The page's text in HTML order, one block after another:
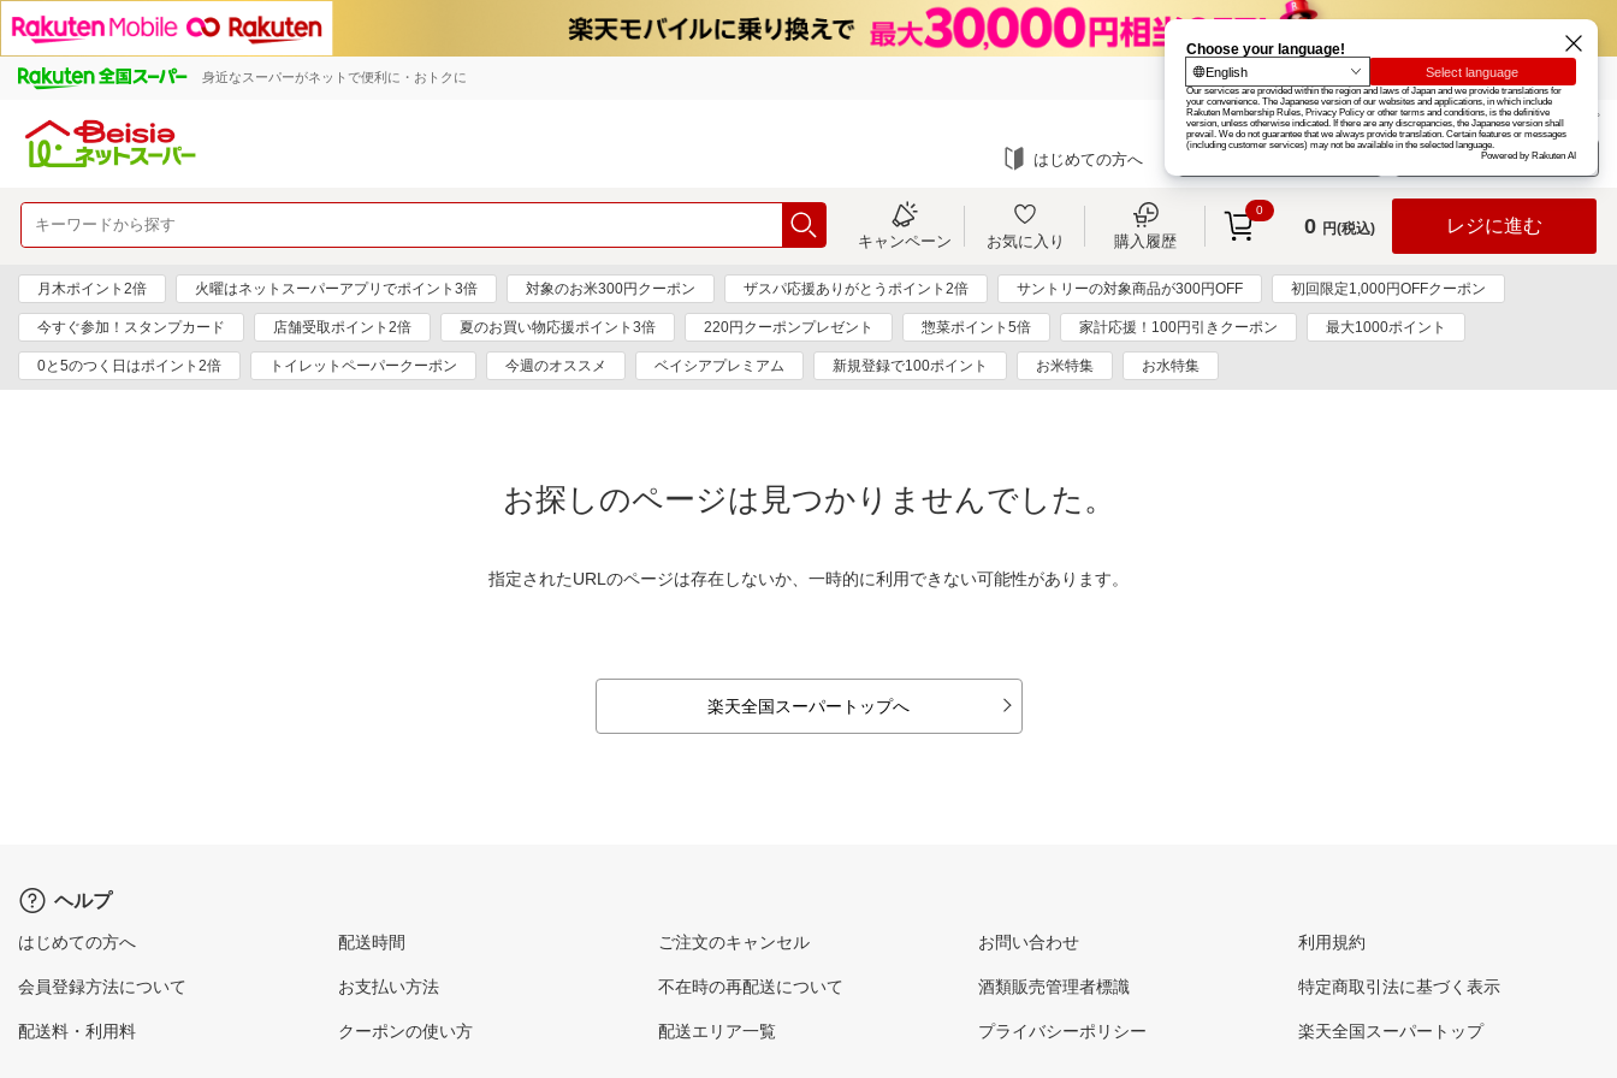
身近なスーパーがネットで便利に・おトクに 楽天グループ カード
お知らせ ヘルプ
はじめての方へ ログイン
キャンペーン お気に入り 購入履歴
0
0 円(税込) レジに進む
月木ポイント2倍 火曜はネットスーパーアプリでポイント3倍 対象のお米300円クーポン ザスパ応援ありがとうポイント2倍 サントリーの対象商品が300円OFF 初回限定1,000円OFFクーポン
今すぐ参加！スタンプカード 店舗受取ポイント2倍 夏のお買い物応援ポイント3倍 220円クーポンプレゼント 惣菜ポイント5倍 家計応援！100円引きクーポン 最大1000ポイント
0と5のつく日はポイント2倍 トイレットペーパークーポン 今週のオススメ ベイシアプレミアム 新規登録で100ポイント お米特集 お水特集
お探しのページは見つかりませんでした。
指定されたURLのページは存在しないか、一時的に利用できない可能性があります。
楽天全国スーパートップへ
ヘルプ
はじめての方へ
会員登録方法について
配送料・利用料
配送時間
お支払い方法
クーポンの使い方
ご注文のキャンセル
不在時の再配送について
配送エリア一覧
お問い合わせ
酒類販売管理者標識
プライバシーポリシー
利用規約
特定商取引法に基づく表示
楽天全国スーパートップ